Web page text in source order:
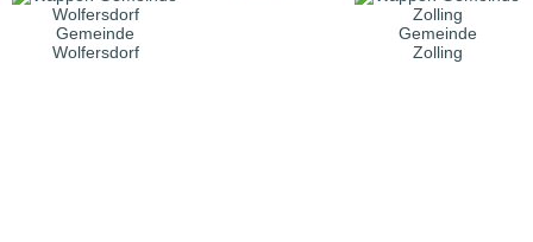
Gemeinde
Wolfersdorf
Gemeinde
Zolling